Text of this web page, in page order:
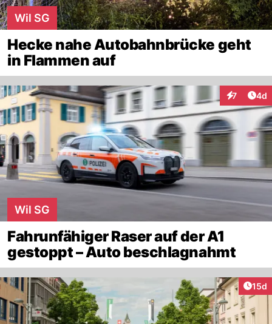
Wil SG
Hecke nahe Autobahnbrücke geht
in Flammen auf
7 4d
Wil SG
Fahrunfähiger Raser auf der A1
gestoppt – Auto beschlagnahmt
15d